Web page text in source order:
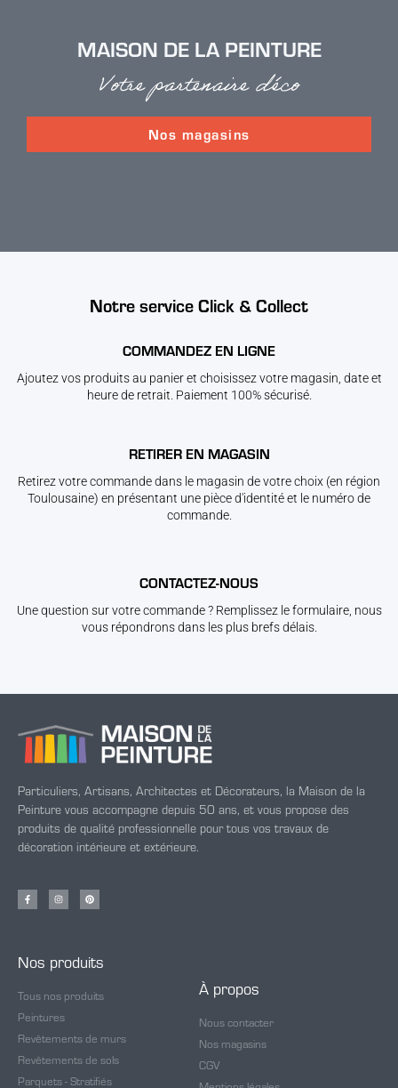
MAISON DE LA PEINTURE
Votre partenaire déco
Nos magasins
Notre service Click & Collect
COMMANDEZ EN LIGNE
Ajoutez vos produits au panier et choisissez votre magasin, date et
heure de retrait. Paiement 100% sécurisé.
RETIRER EN MAGASIN
Retirez votre commande dans le magasin de votre choix (en région
Toulousaine) en présentant une pièce d'identité et le numéro de
commande.
CONTACTEZ-NOUS
Une question sur votre commande ? Remplissez le formulaire, nous
vous répondrons dans les plus brefs délais.
Particuliers, Artisans, Architectes et Décorateurs, la Maison de la
Peinture vous accompagne depuis 50 ans, et vous propose des
produits de qualité professionnelle pour tous vos travaux de
décoration intérieure et extérieure.
Nos produits
Tous nos produits
Peintures
Revêtements de murs
Revêtements de sols
Parquets - Stratifiés
À propos
Nous contacter
Nos magasins
CGV